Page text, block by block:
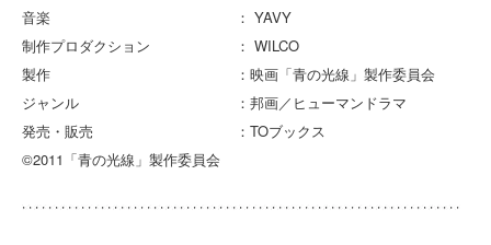
音楽 ： YAVY
制作プロダクション ： WILCO
製作 ：映画「青の光線」製作委員会
ジャンル ：邦画／ヒューマンドラマ
発売・販売 ：TOブックス
©2011「青の光線」製作委員会